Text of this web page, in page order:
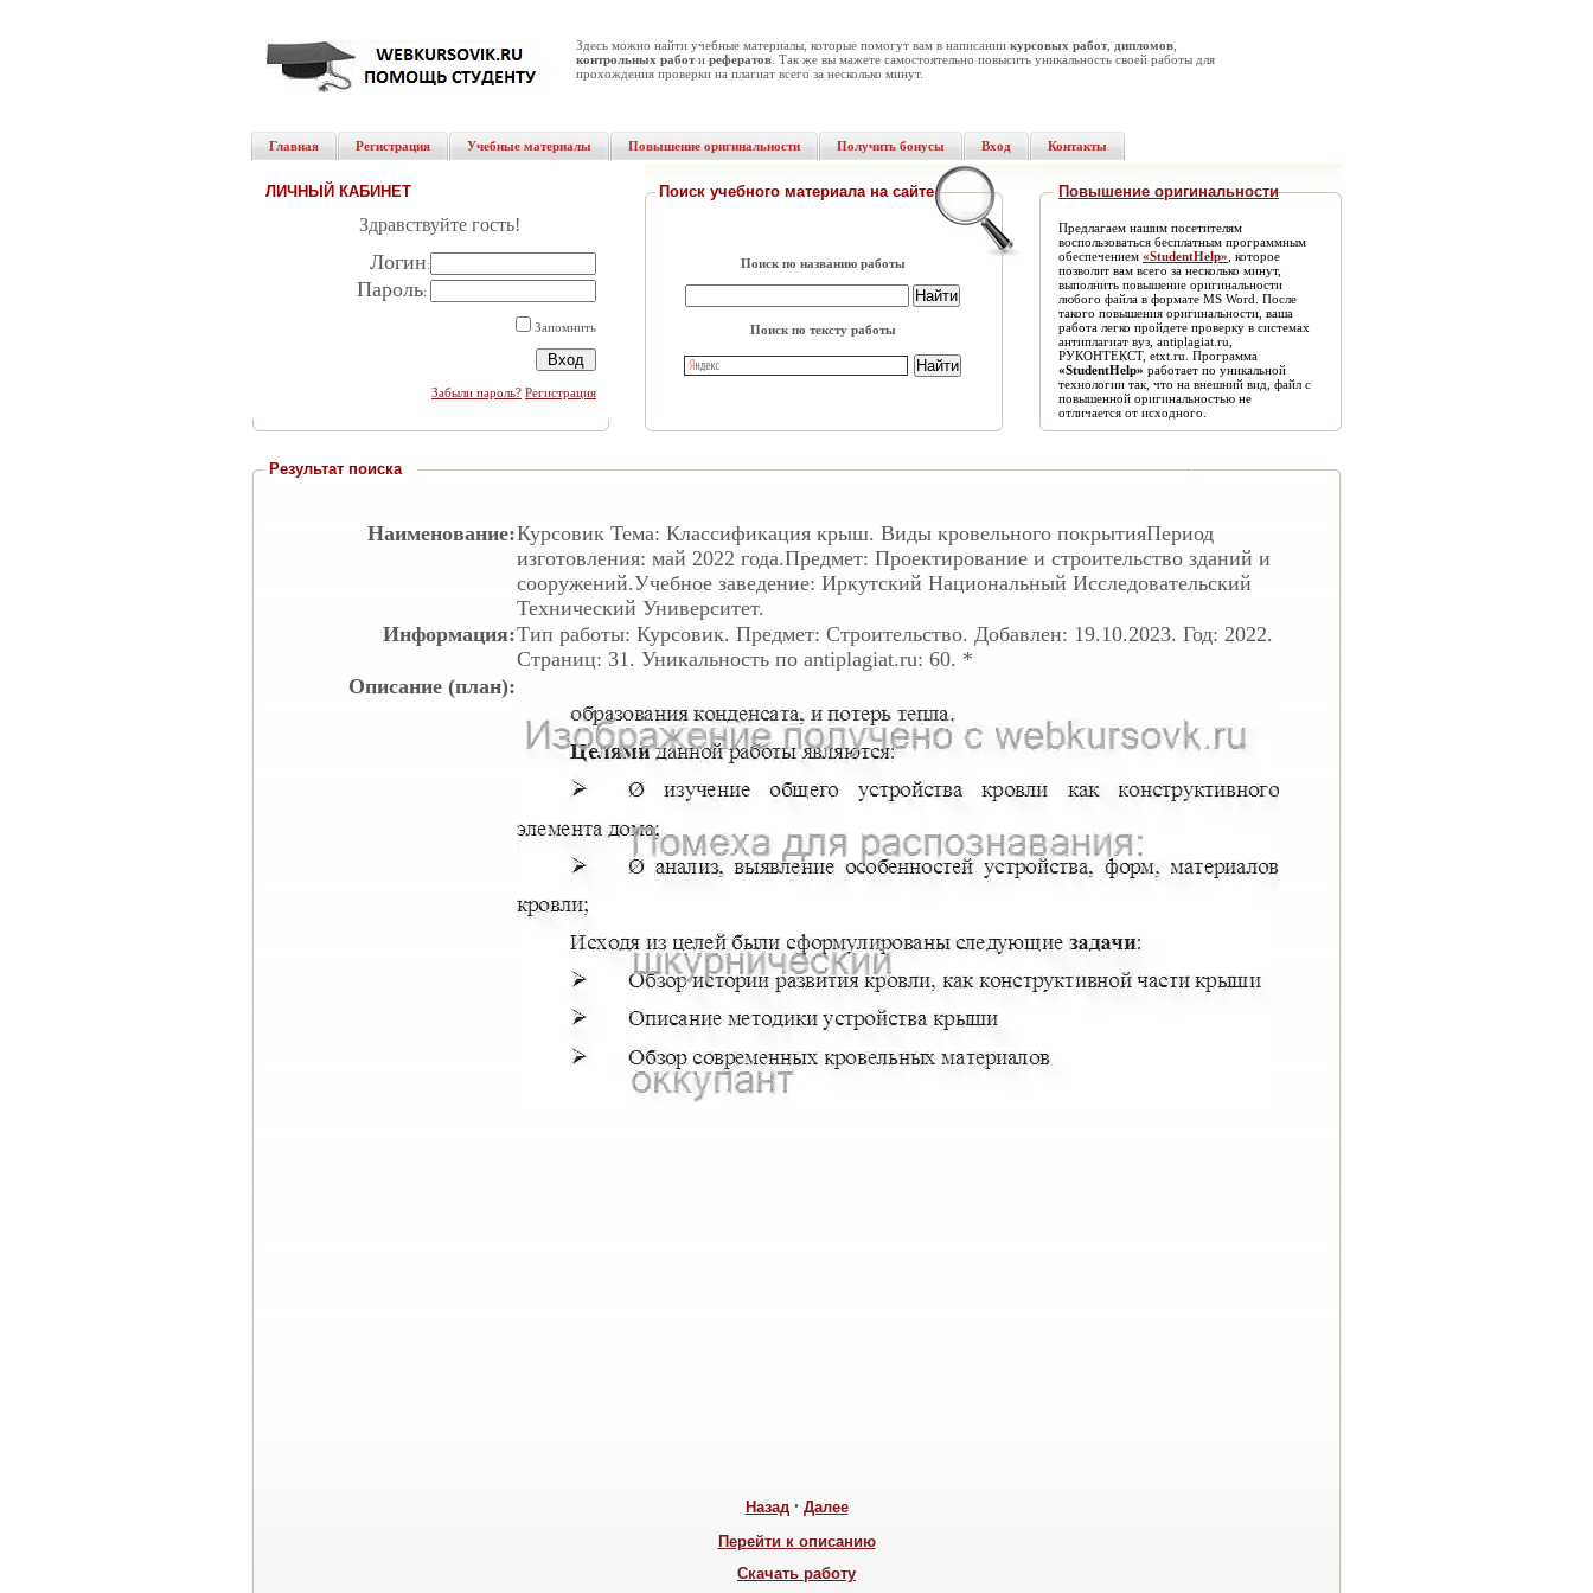
Здесь можно найти учебные материалы, которые помогут вам в написании курсовых работ, дипломов
контрольных работи рефератов . Так же вы мажете самостоятельно повысить уникальность своей работы для
прохождения проверки на плагиат всего за несколько минут.
Главная Регистрация Учебные материалы Повышение оригинальности Получить бонусы Вход Контакты
ЛИЧНЫЙ КАБИНЕТ
Здравствуйте гость!
Логин:
Пароль:
Запомнить
Забыли пароль? Регистрация
Поиск учебного материала на сайте
Поиск по названию работы
Поиск по тексту работы
Повышение оригинальности
Предлагаем нашим посетителям
воспользоваться бесплатным программным
обеспечением «StudentHelp» , которое
позволит вам всего за несколько минут,
выполнить повышение оригинальности
любого файла в формате MS Word. После
такого повышения оригинальности, ваша
работа легко пройдете проверку в системах
антиплагиат вуз, antiplagiat.ru,
РУКОНТЕКСТ, etxt.ru. Программа
«StudentHelp» работает по уникальной
технологии так, что на внешний вид, файл с
повышенной оригинальностью не
отличается от исходного.
Результат поиска
Наименование:Курсовик Тема: Классификация крыш. Виды кровельного покрытияПериод
изготовления: май 2022 года.Предмет: Проектирование и строительство зданий и
сооружений.Учебное заведение: Иркутский Национальный Исследовательский
Технический Университет.
Информация:Тип работы: Курсовик. Предмет: Строительство. Добавлен: 19.10.2023. Год: 2022.
Страниц: 31. Уникальность по antiplagiat.ru: 60. *
Описание (план):
Назад • Далее
Перейти к описанию
Скачать работу